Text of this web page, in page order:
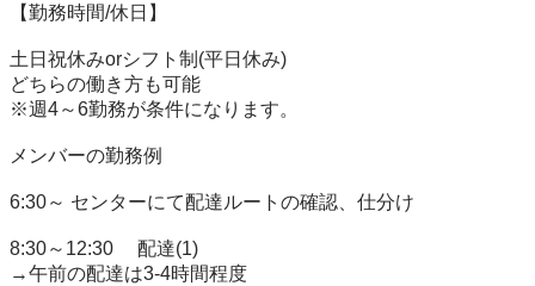
【勤務時間/休日】
土日祝休みorシフト制(平日休み)
どちらの働き方も可能
※週4～6勤務が条件になります。
メンバーの勤務例
6:30～ センターにて配達ルートの確認、仕分け
8:30～12:30　 配達(1)
→午前の配達は3-4時間程度